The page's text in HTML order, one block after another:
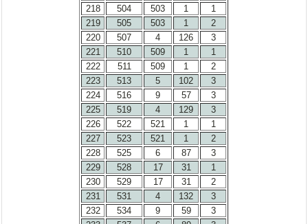
218
504 503 1
1
219
505 503 1
2
220
507 4 126
3
221
510 509 1
1
222
511 509 1
2
223
513 5 102
3
224
516 9 57
3
225
519 4 129
3
226
522 521 1
1
227
523 521 1
2
228
525 6 87
3
229
528 17 31
1
230
529 17 31
2
231
531 4 132
3
232
534 9 59
3